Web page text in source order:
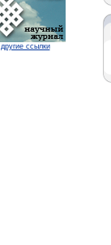
другие ссылки